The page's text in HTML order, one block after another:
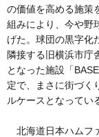
の価値を高める施策
組みにより、今や野
げた。球団の黒字化
隣接する旧横浜市庁
となった施設「
定で、まさに街づく
ルケースとなってい
北海道日本ハムフ